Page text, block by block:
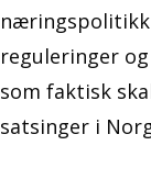
reguleringer
som faktisk
satsinger i